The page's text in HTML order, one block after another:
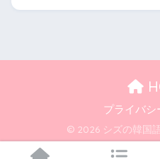
プライバシ
© 2026 シズの韓国